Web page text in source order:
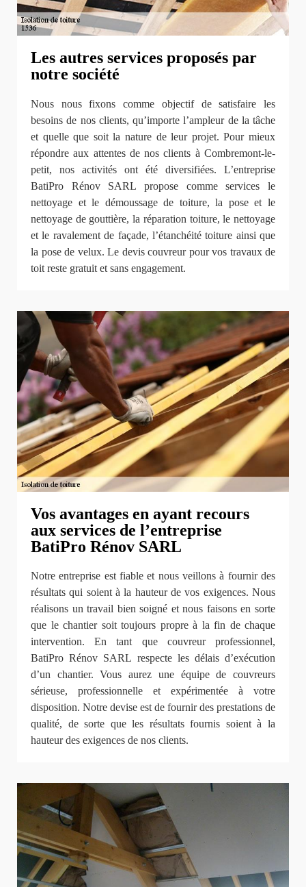
Les autres services proposés par
notre société
Nous nous fixons comme objectif de satisfaire les
besoins de nos clients, qu’importe l’ampleur de la tâche
et quelle que soit la nature de leur projet. Pour mieux
répondre aux attentes de nos clients à Combremont-le-
petit, nos activités ont été diversifiées. L’entreprise
BatiPro Rénov SARL propose comme services le
nettoyage et le démoussage de toiture, la pose et le
nettoyage de gouttière, la réparation toiture, le nettoyage
et le ravalement de façade, l’étanchéité toiture ainsi que
la pose de velux. Le devis couvreur pour vos travaux de
toit reste gratuit et sans engagement.
Vos avantages en ayant recours
aux services de l’entreprise
BatiPro Rénov SARL
Notre entreprise est fiable et nous veillons à fournir des
résultats qui soient à la hauteur de vos exigences. Nous
réalisons un travail bien soigné et nous faisons en sorte
que le chantier soit toujours propre à la fin de chaque
intervention. En tant que couvreur professionnel,
BatiPro Rénov SARL respecte les délais d’exécution
d’un chantier. Vous aurez une équipe de couvreurs
sérieuse, professionnelle et expérimentée à votre
disposition. Notre devise est de fournir des prestations de
qualité, de sorte que les résultats fournis soient à la
hauteur des exigences de nos clients.